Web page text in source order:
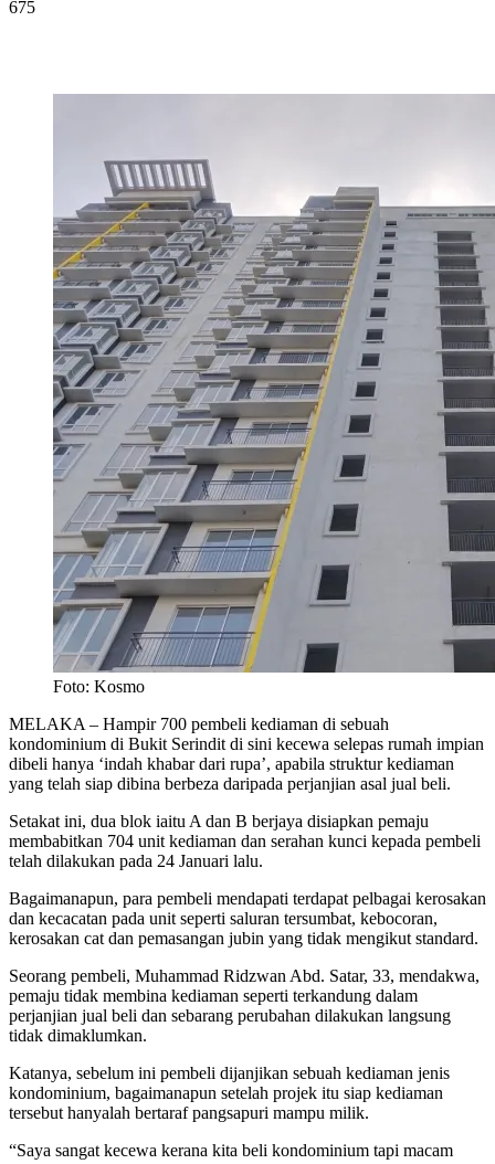
675
Foto: Kosmo
MELAKA – Hampir 700 pembeli kediaman di sebuah
kondominium di Bukit Serindit di sini kecewa selepas rumah impian
dibeli hanya ‘indah khabar dari rupa’, apabila struktur kediaman
yang telah siap dibina berbeza daripada perjanjian asal jual beli.
Setakat ini, dua blok iaitu A dan B berjaya disiapkan pemaju
membabitkan 704 unit kediaman dan serahan kunci kepada pembeli
telah dilakukan pada 24 Januari lalu.
Bagaimanapun, para pembeli mendapati terdapat pelbagai kerosakan
dan kecacatan pada unit seperti saluran tersumbat, kebocoran,
kerosakan cat dan pemasangan jubin yang tidak mengikut standard.
Seorang pembeli, Muhammad Ridzwan Abd. Satar, 33, mendakwa,
pemaju tidak membina kediaman seperti terkandung dalam
perjanjian jual beli dan sebarang perubahan dilakukan langsung
tidak dimaklumkan.
Katanya, sebelum ini pembeli dijanjikan sebuah kediaman jenis
kondominium, bagaimanapun setelah projek itu siap kediaman
tersebut hanyalah bertaraf pangsapuri mampu milik.
“Saya sangat kecewa kerana kita beli kondominium tapi macam